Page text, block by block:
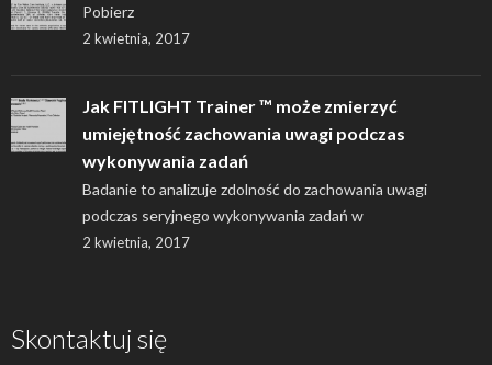
Pobierz
2 kwietnia, 2017
Jak FITLIGHT Trainer ™ może zmierzyć
umiejętność zachowania uwagi podczas
wykonywania zadań
Badanie to analizuje zdolność do zachowania uwagi
podczas seryjnego wykonywania zadań w
2 kwietnia, 2017
Skontaktuj się